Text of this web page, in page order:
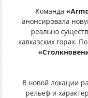
Команда
анонсировала
реально
кавказских горах.
В новой локации
рельеф и